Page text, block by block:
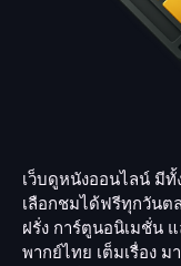
เว็บดูหนังออนไลน์ มีทั้
เลือกชมได้ฟรีทุกวันต
ฝรั่ง การ์ตูนอนิเมชั่น
พากย์ไทย เต็มเรื่อง